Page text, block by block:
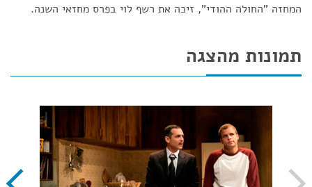
המחזה "החולה ההודי", זיכה את רשף לוי בפרס מחזאי השנה.
תמונות מהצגה